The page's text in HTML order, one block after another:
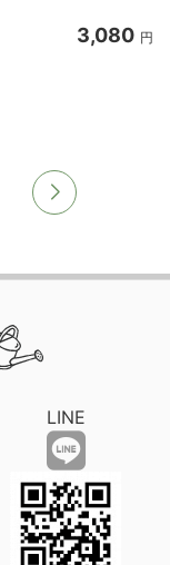
3,080 円
LINE